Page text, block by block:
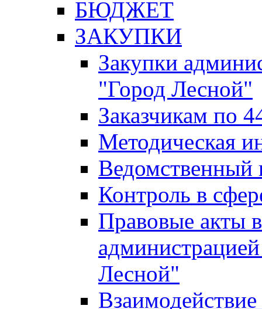
БЮДЖЕТ
ЗАКУПКИ
Закупки
"Город Лесной"
Заказчикам по
Методическая
Ведомственный
Контроль в
Правовые акты
Лесной"